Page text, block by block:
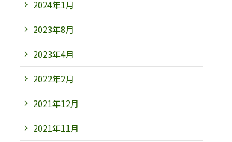
2024年1月
2023年8月
2023年4月
2022年2月
2021年12月
2021年11月